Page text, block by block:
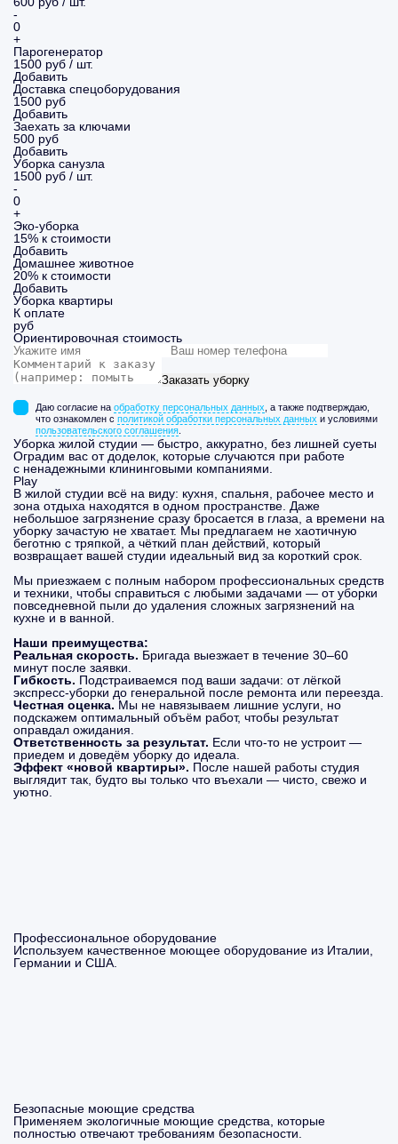
-
0
+
Парогенератор
1500 руб / шт.
Добавить
Доставка спецоборудования
1500 руб
Добавить
Заехать за ключами
500 руб
Добавить
Уборка санузла
1500 руб / шт.
-
0
+
Эко-уборка
15% к стоимости
Добавить
Домашнее животное
20% к стоимости
Добавить
Уборка квартиры
К оплате
руб
Ориентировочная стоимость
Заказать уборку
Даю согласие на обработку персональных данных , а также подтверждаю,
что ознакомлен с политикой обработки персональных данных и условиями
пользовательского соглашения
Уборка жилой студии — быстро, аккуратно, без лишней суеты
Оградим вас от доделок, которые случаются при работе
с ненадежными клининговыми компаниями.
Play
В жилой студии всё на виду: кухня, спальня, рабочее место и
зона отдыха находятся в одном пространстве. Даже
небольшое загрязнение сразу бросается в глаза, а времени на
уборку зачастую не хватает. Мы предлагаем не хаотичную
беготню с тряпкой, а чёткий план действий, который
возвращает вашей студии идеальный вид за короткий срок.
Мы приезжаем с полным набором профессиональных средств
и техники, чтобы справиться с любыми задачами — от уборки
повседневной пыли до удаления сложных загрязнений на
кухне и в ванной.
Наши преимущества:
Реальная скорость. Бригада выезжает в течение 30–60
минут после заявки.
Гибкость. Подстраиваемся под ваши задачи: от лёгкой
экспресс-уборки до генеральной после ремонта или переезда.
Честная оценка. Мы не навязываем лишние услуги, но
подскажем оптимальный объём работ, чтобы результат
оправдал ожидания.
Ответственность за результат. Если что-то не устроит —
приедем и доведём уборку до идеала.
Эффект «новой квартиры». После нашей работы студия
выглядит так, будто вы только что въехали — чисто, свежо и
уютно.
Профессиональное оборудование
Используем качественное моющее оборудование из Италии,
Германии и США.
Безопасные моющие средства
Применяем экологичные моющие средства, которые
полностью отвечают требованиям безопасности.